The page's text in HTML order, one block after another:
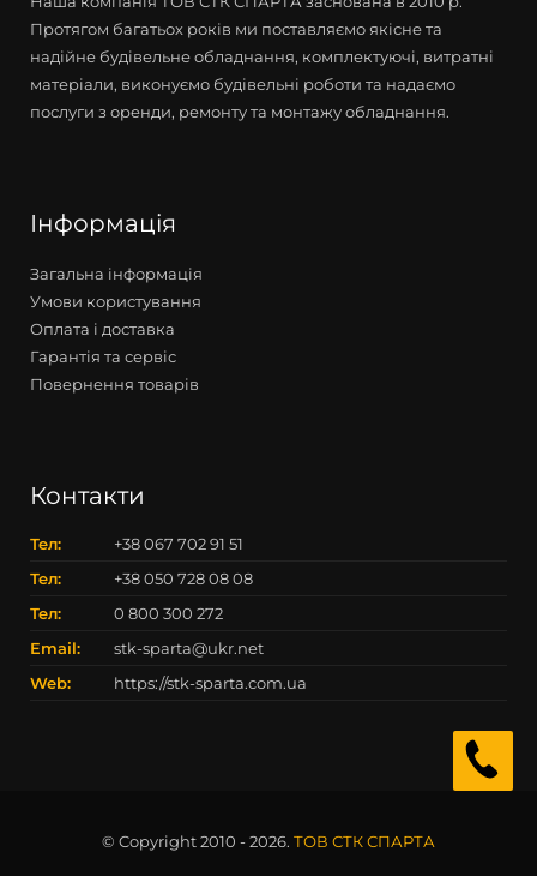
Протягом багатьох років ми поставляємо якісне та
надійне будівельне обладнання, комплектуючі, витратні
матеріали, виконуємо будівельні роботи та надаємо
послуги з оренди, ремонту та монтажу обладнання.
Інформація
Загальна інформація
Умови користування
Оплата і доставка
Гарантія та сервіс
Повернення товарів
Контакти
Тел:
+38 067 702 91 51
Тел:
+38 050 728 08 08
Тел:
0 800 300 272
Email:
stk-sparta@ukr.net
Web:
https://stk-sparta.com.ua
© Copyright 2010 - 2026. ТОВ СТК СПАРТА